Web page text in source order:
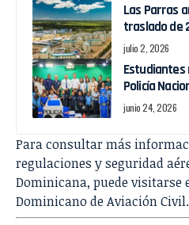
Las Parras
traslado de
julio 2, 2026
Estudiantes
Policía
junio 24, 2026
Para consultar más
regulaciones y seguridad
Dominicana, puede visitarse
Dominicano de Aviación Civil.